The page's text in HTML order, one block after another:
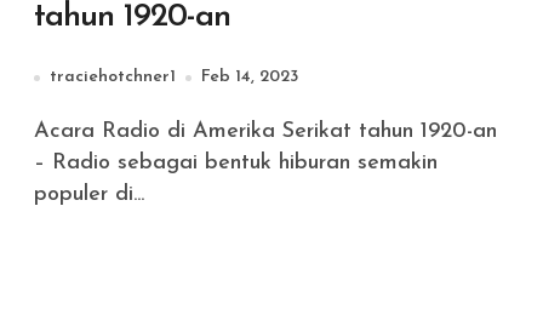
tahun 1920-an
traciehotchner1 Feb 14, 2023
Acara Radio di Amerika Serikat tahun 1920-an
– Radio sebagai bentuk hiburan semakin
populer di...